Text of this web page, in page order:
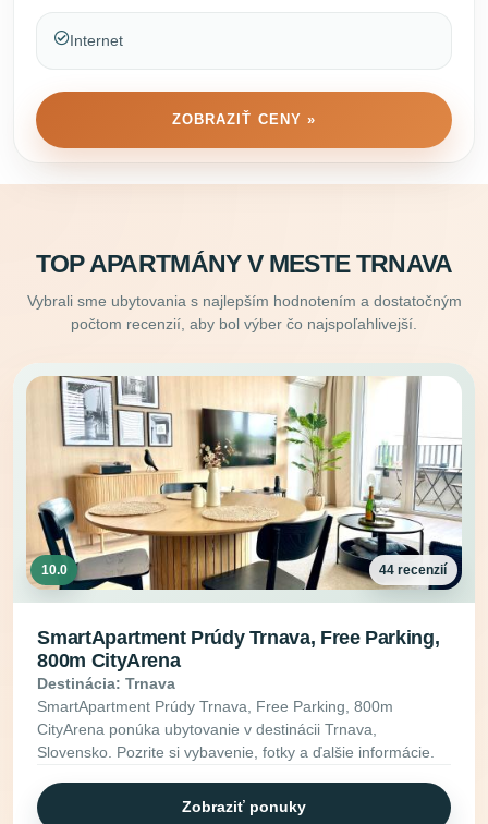
Internet
ZOBRAZIŤ CENY »
TOP APARTMÁNY V MESTE TRNAVA
Vybrali sme ubytovania s najlepším hodnotením a dostatočným
počtom recenzií, aby bol výber čo najspoľahlivejší.
10.0 44 recenzií
SmartApartment Prúdy Trnava, Free Parking,
800m CityArena
Destinácia: Trnava
SmartApartment Prúdy Trnava, Free Parking, 800m
CityArena ponúka ubytovanie v destinácii Trnava,
Slovensko. Pozrite si vybavenie, fotky a ďalšie informácie.
Zobraziť ponuky